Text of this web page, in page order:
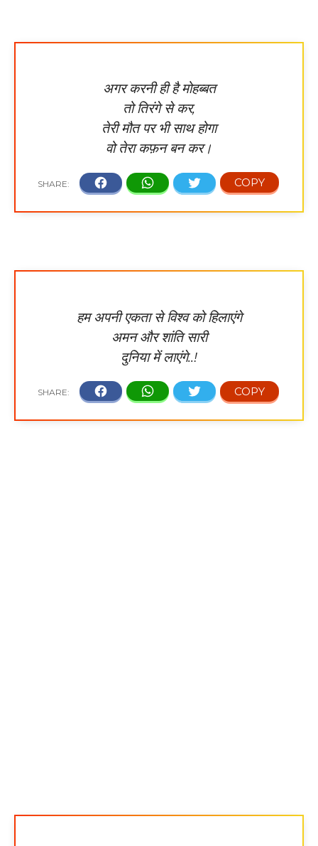
अगर करनी ही है मोहब्बत
तो तिरंगे से कर,
तेरी मौत पर भी साथ होगा
वो तेरा कफ़न बन कर।
हम अपनी एकता से विश्व को हिलाएंगे
अमन और शांति सारी
दुनिया में लाएंगे..!